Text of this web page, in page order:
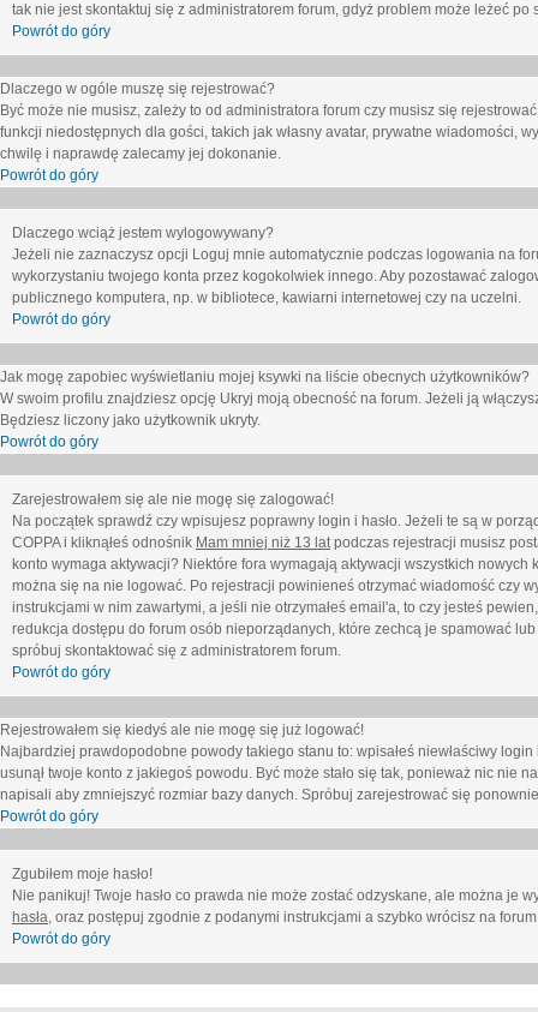
tak nie jest skontaktuj się z administratorem forum, gdyż problem może leżeć po
Powrót do góry
Dlaczego w ogóle muszę się rejestrować?
Być może nie musisz, zależy to od administratora forum czy musisz się
funkcji niedostępnych dla gości, takich jak własny avatar, prywatne wiadomości,
chwilę i naprawdę zalecamy jej dokonanie.
Powrót do góry
Dlaczego wciąż jestem wylogowywany?
Jeżeli nie zaznaczysz opcji Loguj mnie automatycznie podczas logowania na
wykorzystaniu twojego konta przez kogokolwiek innego. Aby pozostawać
publicznego komputera, np. w bibliotece, kawiarni internetowej czy na uczelni.
Powrót do góry
Jak mogę zapobiec wyświetlaniu mojej ksywki na liście obecnych użytkowników?
W swoim profilu znajdziesz opcję Ukryj moją obecność na forum. Jeżeli ją
Będziesz liczony jako użytkownik ukryty.
Powrót do góry
Zarejestrowałem się ale nie mogę się zalogować!
Na początek sprawdź czy wpisujesz poprawny login i hasło. Jeżeli te są w
COPPA i kliknąłeś odnośnik Mam mniej niż 13 latpodczas rejestracji musisz
konto wymaga aktywacji? Niektóre fora wymagają aktywacji wszystkich
można się na nie logować. Po rejestracji powinieneś otrzymać wiadomość czy
instrukcjami w nim zawartymi, a jeśli nie otrzymałeś email'a, to czy jesteś
redukcja dostępu do forum osób nieporządanych, które zechcą je spamować
spróbuj skontaktować się z administratorem forum.
Powrót do góry
Rejestrowałem się kiedyś ale nie mogę się już logować!
Najbardziej prawdopodobne powody takiego stanu to: wpisałeś niewłaściwy
usunął twoje konto z jakiegoś powodu. Być może stało się tak, ponieważ nic nie
napisali aby zmniejszyć rozmiar bazy danych. Spróbuj zarejestrować się
Powrót do góry
Zgubiłem moje hasło!
Nie panikuj! Twoje hasło co prawda nie może zostać odzyskane, ale można je
hasła, oraz postępuj zgodnie z podanymi instrukcjami a szybko wrócisz na forum
Powrót do góry